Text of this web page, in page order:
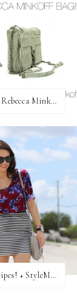
GIVEAWAY: Rebecca Minkoff Bag!
Floral and Stripes! + StyleMint GIVEAWAY!